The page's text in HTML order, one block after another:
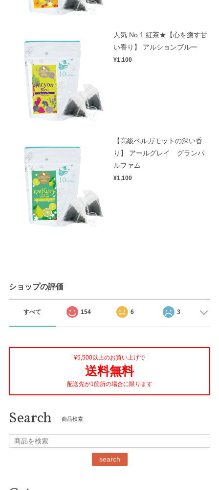
人気 No.1 紅茶★【心を癒す甘
い香り】 アルションブルー
¥1,100
【高級ベルガモットの深い香
り】 アールグレイ グランパ
ルファム
¥1,100
ショップの評価
すべて 154 6 3
¥5,500以上のお買い上げで
送料無料
配送先が1箇所の場合に限ります
Search 商品検索
search